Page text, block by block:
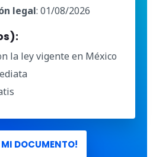
legal: 01/08/2026
la ley vigente en México
MI DOCUMENTO!